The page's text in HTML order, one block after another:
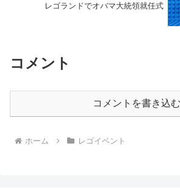
レゴランドでオバマ大統領就任式
コメント
コメントを書き込む
ホーム レゴイベント